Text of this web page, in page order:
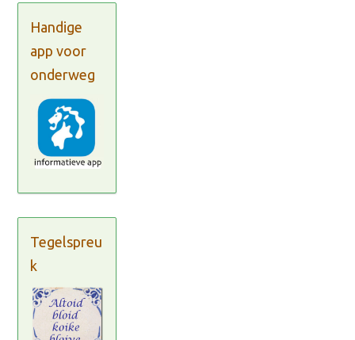
Handige
app voor
onderweg
Tegelspreu
k